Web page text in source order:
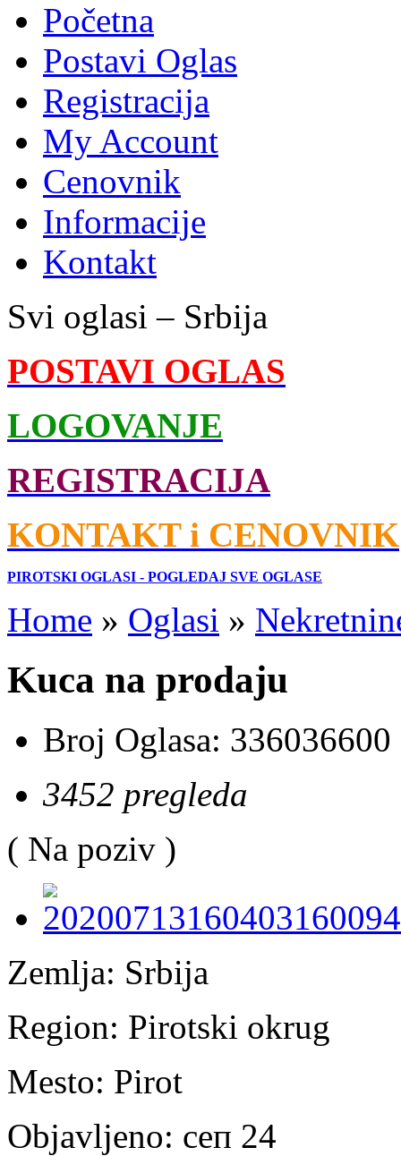
Početna
Postavi Oglas
Registracija
My Account
Cenovnik
Informacije
Kontakt
Svi oglasi – Srbija
POSTAVI OGLAS
LOGOVANJE
REGISTRACIJA
KONTAKT i CENOVNIK
PIROTSKI OGLASI - POGLEDAJ SVE OGLASE
Home » Oglasi »
Kuca na prodaju
Broj Oglasa: 336036600
3452 pregleda
( Na poziv )
Zemlja: Srbija
Region: Pirotski okrug
Mesto: Pirot
Objavljeno: сеп 24